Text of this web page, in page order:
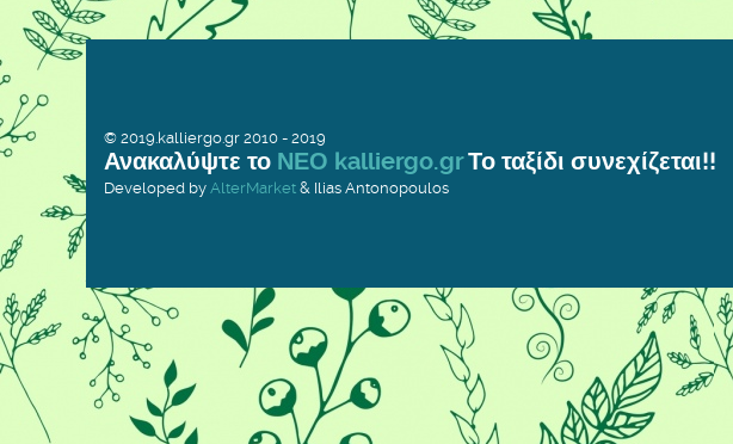
© 2019.kalliergo.gr 2010 - 2019
Ανακαλύψτε το ΝΕΟ kalliergo.grΤο ταξίδι συνεχίζεται!!
Developed by AlterMarket & Ilias Antonopoulos